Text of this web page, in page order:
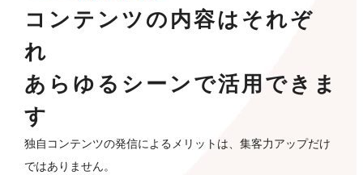
コンテンツの内容はそれぞ
れ
あらゆるシーンで活用できま
す
独自コンテンツの発信によるメリットは、集客力アップだけ
ではありません。